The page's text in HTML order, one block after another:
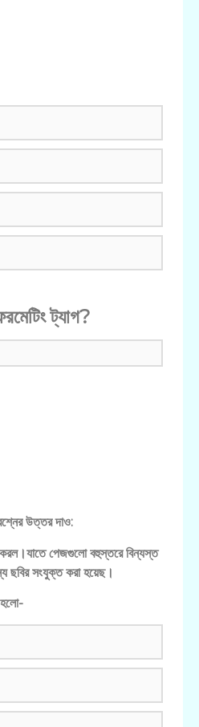
ট্যাগ?
উত্তর দাও:
করল।যাতে পেজগুলো বহুস্তরে বিন্যস্ত
ছবির সংযুক্ত করা হয়েছ।